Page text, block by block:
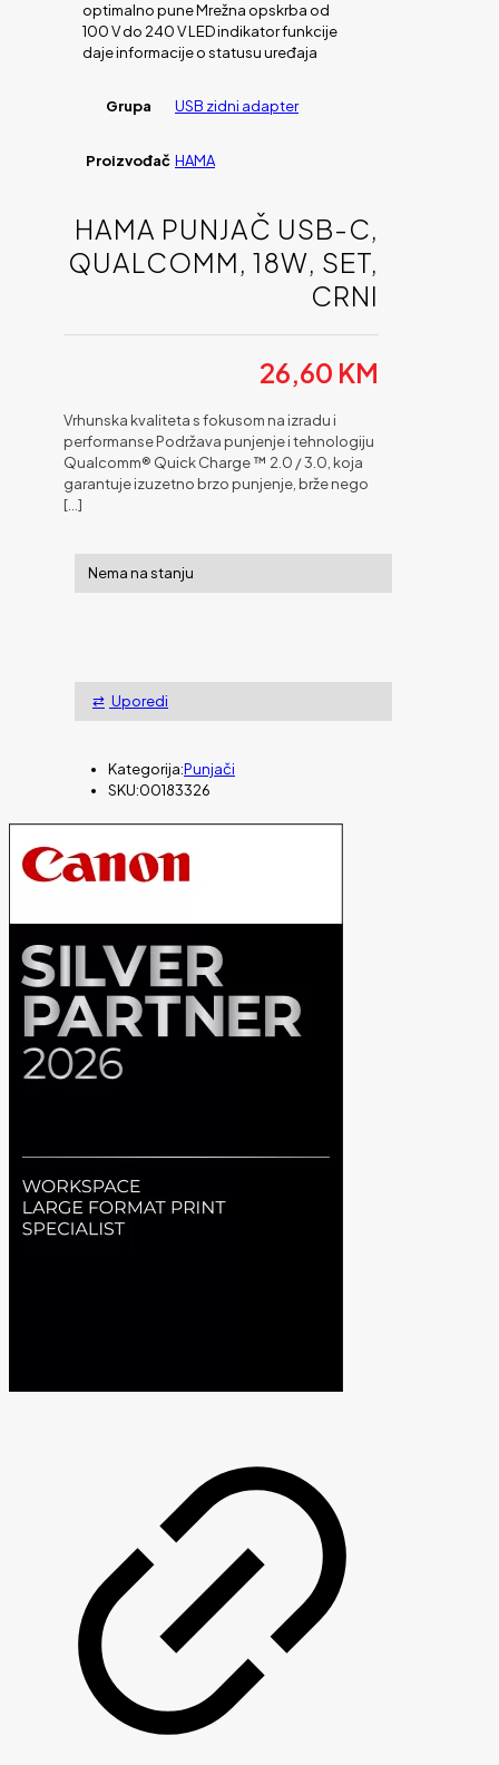
optimalno pune Mrežna opskrba od
100 V do 240 V LED indikator funkcije
daje informacije o statusu uređaja
Grupa USB zidni adapter
Proizvođač HAMA
HAMA PUNJAČ USB-C,
QUALCOMM, 18W, SET,
CRNI
26,60 KM
Vrhunska kvaliteta s fokusom na izradu i
performanse Podržava punjenje i tehnologiju
Qualcomm® Quick Charge ™ 2.0 / 3.0, koja
garantuje izuzetno brzo punjenje, brže nego
[…]
Nema na stanju
Uporedi
Kategorija:Punjači
SKU:00183326